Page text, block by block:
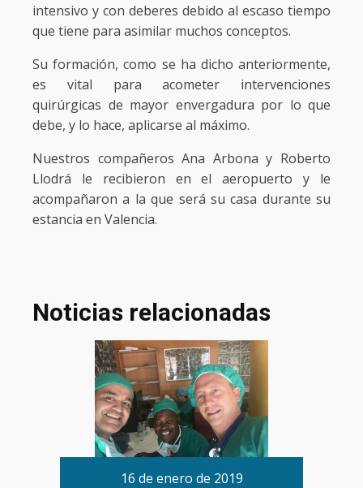
intensivo y con deberes debido al escaso tiempo
que tiene para asimilar muchos conceptos.
Su formación, como se ha dicho anteriormente,
es vital para acometer intervenciones
quirúrgicas de mayor envergadura por lo que
debe, y lo hace, aplicarse al máximo.
Nuestros compañeros Ana Arbona y Roberto
Llodrá le recibieron en el aeropuerto y le
acompañaron a la que será su casa durante su
estancia en Valencia.
Noticias relacionadas
16 de enero de 2019